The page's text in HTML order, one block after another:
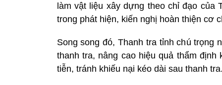
làm vật liệu xây dựng theo chỉ đạo của
trong phát hiện, kiến nghị hoàn thiện cơ
Song song đó, Thanh tra tỉnh chú trọng
thanh tra, nâng cao hiệu quả thẩm
tiễn, tránh khiếu nại kéo dài sau thanh